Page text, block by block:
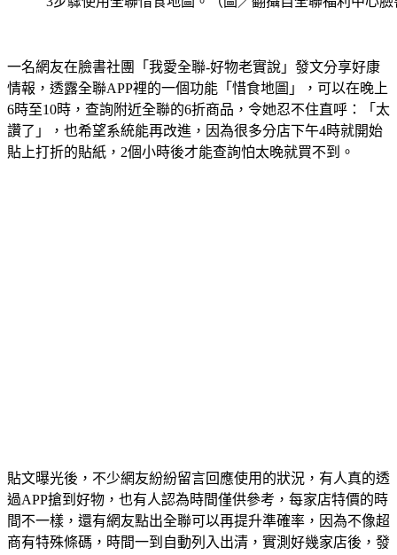
一名網友在臉書社團「我愛全聯-好物老實說」發文分享好康
情報，透露全聯APP裡的一個功能「惜食地圖」，可以在晚上
6時至10時，查詢附近全聯的6折商品，令她忍不住直呼：「太
讚了」，也希望系統能再改進，因為很多分店下午4時就開始
貼文曝光後，不少網友紛紛留言回應使用的狀況，有人真的透
過APP搶到好物，也有人認為時間僅供參考，每家店特價的時
間不一樣，還有網友點出全聯可以再提升準確率，因為不像超